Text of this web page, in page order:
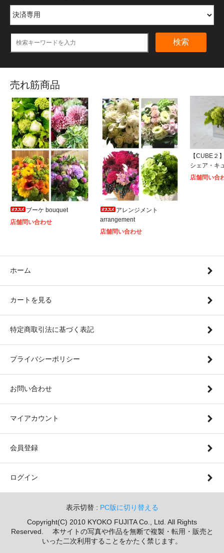
検索
売れ筋商品
ブーケ bouquet
店舗問い合わせ
アレンジメント
arrangement
店舗問い合わせ
【CUBE２
シェア・キ
店舗問い合
ホーム
カートを見る
特定商取引法に基づく表記
プライバシーポリシー
お問い合わせ
マイアカウント
会員登録
ログイン
表示切替 : PC版に切り替える
Copyright(C) 2010 KYOKO FUJITA Co., Ltd. All Rights
Reserved. 本サイトの写真や作品を無断で複製・転用・販売と
いった二次利用することをかたく禁じます。